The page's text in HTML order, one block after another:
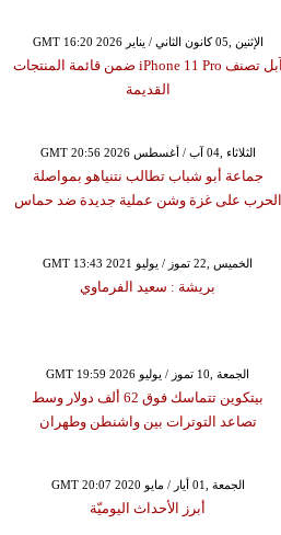
GMT 16:20 2026 الإثنين ,05 كانون الثاني / يناير
آبل تصنف iPhone 11 Pro ضمن قائمة المنتجات
القديمة
GMT 20:56 2026 الثلاثاء ,04 آب / أغسطس
جماعة أبو شباب تطالب نتنياهو بمواصلة
الحرب على غزة وشن عملية جديدة ضد حماس
GMT 13:43 2021 الخميس ,22 تموز / يوليو
بريشة : سعيد الفرماوي
GMT 19:59 2026 الجمعة ,10 تموز / يوليو
بيتكوين تتماسك فوق 62 ألف دولار وسط
تصاعد التوترات بين واشنطن وطهران
GMT 20:07 2020 الجمعة ,01 أيار / مايو
أبرز الأحداث اليوميّة